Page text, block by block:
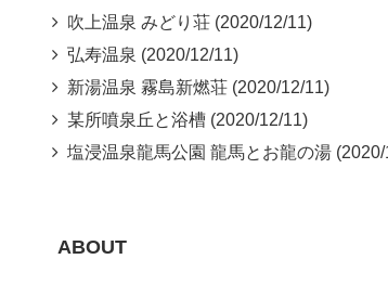
吹上温泉 みどり荘 (2020/12/11)
弘寿温泉 (2020/12/11)
新湯温泉 霧島新燃荘 (2020/12/11)
某所噴泉丘と浴槽 (2020/12/11)
塩浸温泉龍馬公園 龍馬とお龍の湯
ABOUT